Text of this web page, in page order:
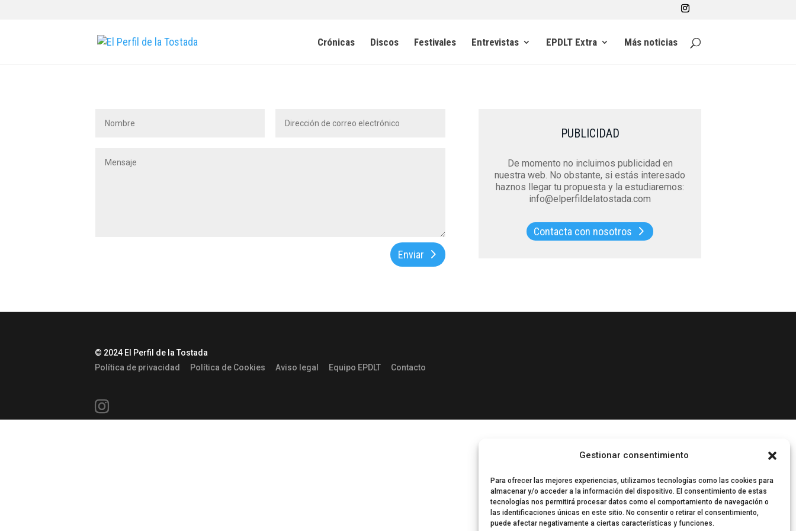
Gestionar consentimiento
Para ofrecer las mejores experiencias, utilizamos tecnologías como las cookies para
almacenar y/o acceder a la información del dispositivo. El consentimiento de estas
tecnologías nos permitirá procesar datos como el comportamiento de navegación o
las identificaciones únicas en este sitio. No consentir o retirar el consentimiento,
puede afectar negativamente a ciertas características y funciones.
Crónicas Discos Festivales Entrevistas EPDLT Extra Más noticias
Enviar
PUBLICIDAD
De momento no incluimos publicidad en
nuestra web. No obstante, si estás interesado
haznos llegar tu propuesta y la estudiaremos:
info@elperfildelatostada.com
Contacta con nosotros
© 2024 El Perfil de la Tostada
Política de privacidad
Política de Cookies Aviso legal Equipo EPDLT Contacto